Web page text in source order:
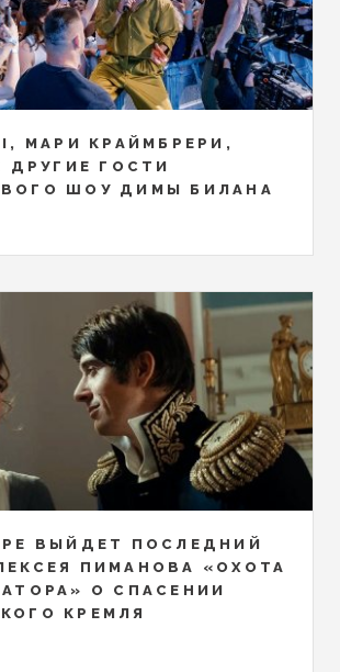
МАРИ КРАЙМБРЕРИ,
ДРУГИЕ ГОСТИ
ШОУ ДИМЫ БИЛАНА
ВЫЙДЕТ ПОСЛЕДНИЙ
ПИМАНОВА «ОХОТА
О СПАСЕНИИ
КРЕМЛЯ